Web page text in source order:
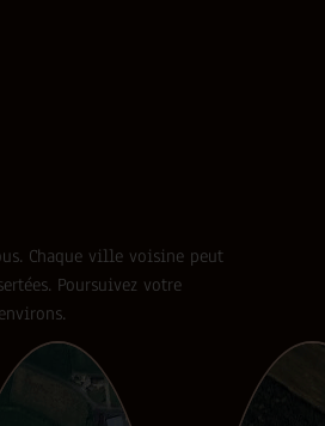
Chaque ville voisine peut
Poursuivez votre